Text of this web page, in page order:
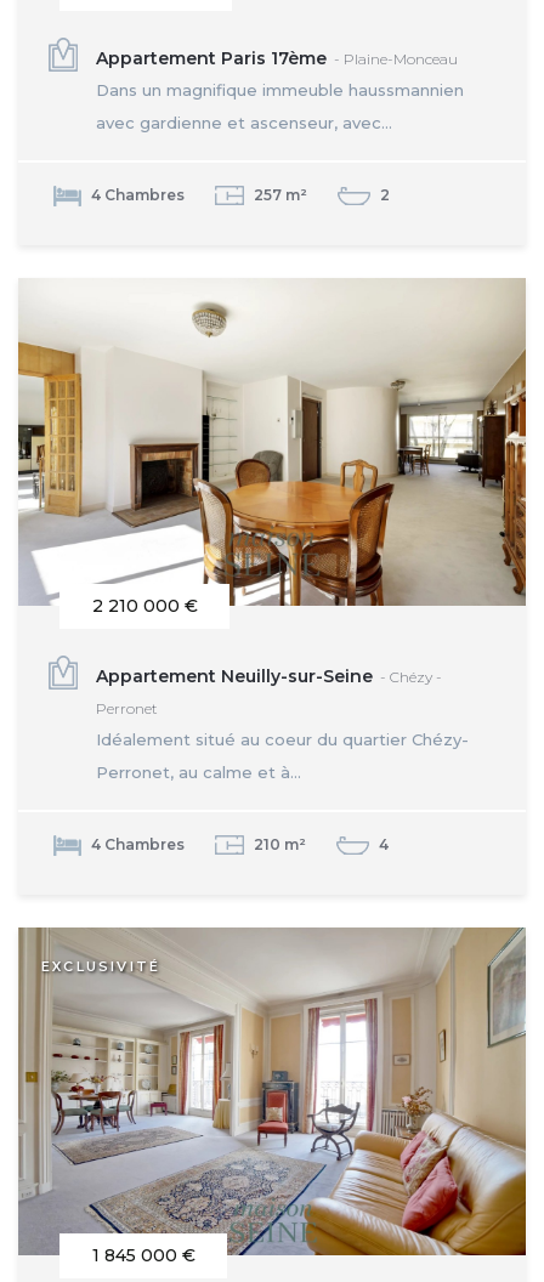
Appartement Paris 17ème - Plaine-Monceau
Dans un magnifique immeuble haussmannien
avec gardienne et ascenseur, avec...
4 Chambres 257 m² 2
2 210 000 €
Appartement Neuilly-sur-Seine - Chézy -
Perronet
Idéalement situé au coeur du quartier Chézy-
Perronet, au calme et à...
4 Chambres 210 m² 4
EXCLUSIVITÉ
1 845 000 €